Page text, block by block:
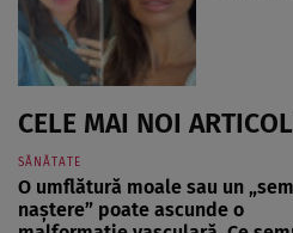
CELE MAI NOI
SĂNĂTATE
O umflătură moale sau un
naștere” poate ascunde o